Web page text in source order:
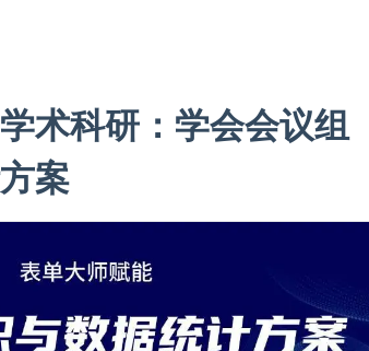
术科研：学会会议组
案